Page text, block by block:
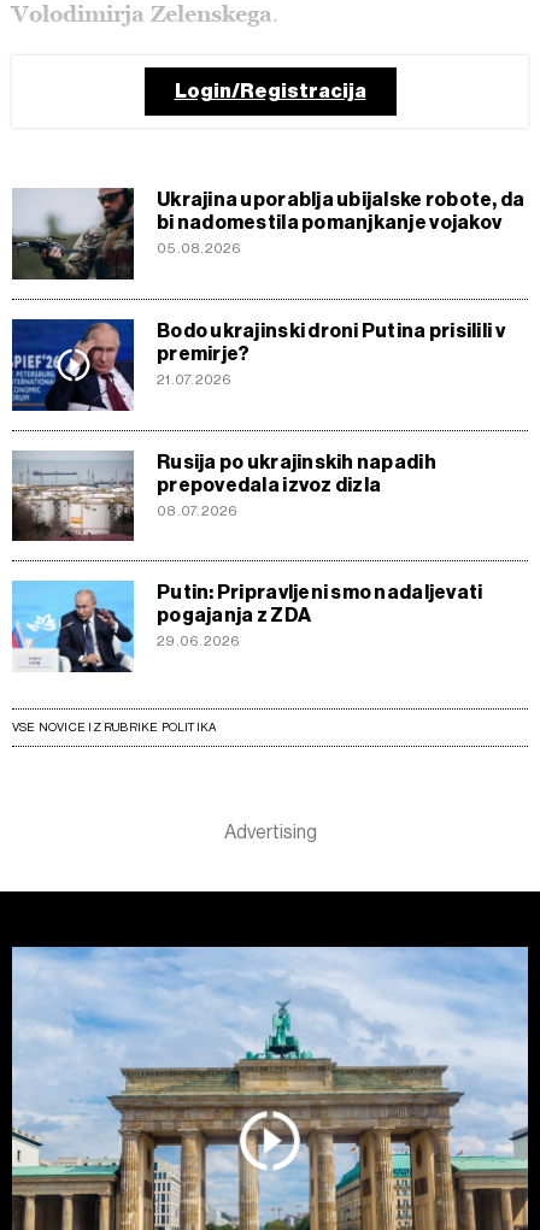
Volodimirja Zelenskega.
Login/Registracija
Ukrajina uporablja ubijalske robote, da
bi nadomestila pomanjkanje vojakov
05.08.2026
Bodo ukrajinski droni Putina prisilili v
premirje?
21.07.2026
Rusija po ukrajinskih napadih
prepovedala izvoz dizla
08.07.2026
Putin: Pripravljeni smo nadaljevati
pogajanja z ZDA
29.06.2026
VSE NOVICE IZ RUBRIKE POLITIKA